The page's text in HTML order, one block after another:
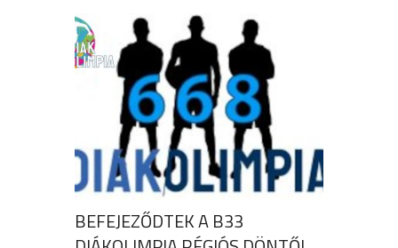
BEFEJEZŐDTEK A B33